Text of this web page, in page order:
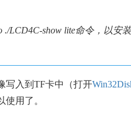
LCD4C-show lite命令，以安装
写入到TF卡中（打开
用了。